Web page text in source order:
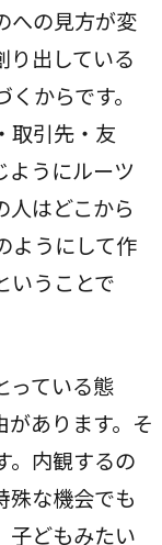
への見方が変
り出している
からです。
取引先・友
うにルーツ
人はどこから
ようにして作
いうことで
っている態
あります。そ
。内観するの
殊な機会でも
子どもみたい